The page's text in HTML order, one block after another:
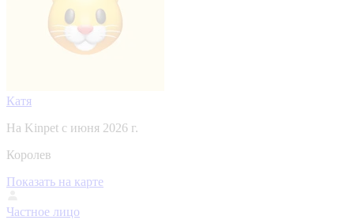
Катя
На Kinpet c июня 2026 г.
Королев
Показать на карте
Частное лицо